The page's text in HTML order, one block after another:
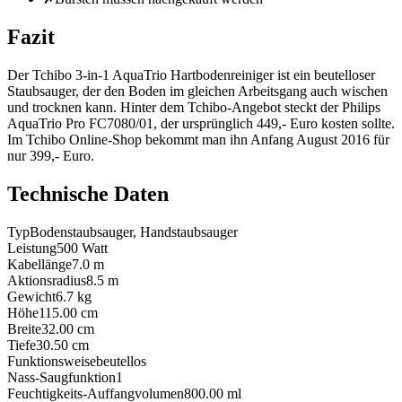
Fazit
Der Tchibo 3-in-1 AquaTrio Hartbodenreiniger ist ein beutelloser
Staubsauger, der den Boden im gleichen Arbeitsgang auch wischen
und trocknen kann. Hinter dem Tchibo-Angebot steckt der Philips
AquaTrio Pro FC7080/01, der ursprünglich 449,- Euro kosten sollte.
Im Tchibo Online-Shop bekommt man ihn Anfang August 2016 für
nur 399,- Euro.
Technische Daten
TypBodenstaubsauger, Handstaubsauger
Leistung500 Watt
Kabellänge7.0 m
Aktionsradius8.5 m
Gewicht6.7 kg
Höhe115.00 cm
Breite32.00 cm
Tiefe30.50 cm
Funktionsweisebeutellos
Nass-Saugfunktion1
Feuchtigkeits-Auffangvolumen800.00 ml